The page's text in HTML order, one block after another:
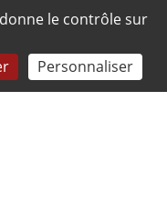
le contrôle sur
Personnaliser